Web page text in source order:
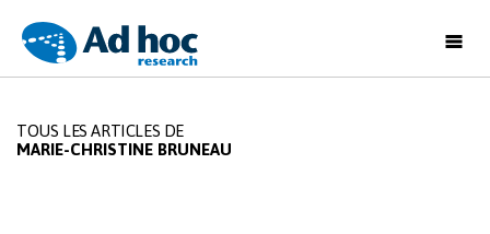
Ad
Research
TOUS LES ARTICLES DE
MARIE-CHRISTINE BRUNEAU